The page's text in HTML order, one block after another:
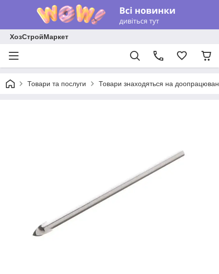
ХозСтройМаркет
Товари та послуги Товари знаходяться на